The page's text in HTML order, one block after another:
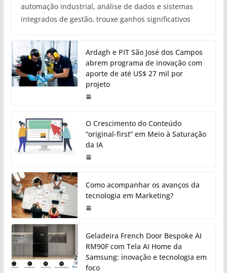
automação industrial, análise de dados e sistemas
integrados de gestão, trouxe ganhos significativos
Ardagh e PIT São José dos Campos
abrem programa de inovação com
aporte de até US$ 27 mil por
projeto
O Crescimento do Conteúdo
“original-first” em Meio à Saturação
da IA
Como acompanhar os avanços da
tecnologia em Marketing?
Geladeira French Door Bespoke AI
RM90F com Tela AI Home da
Samsung: inovação e tecnologia em
foco